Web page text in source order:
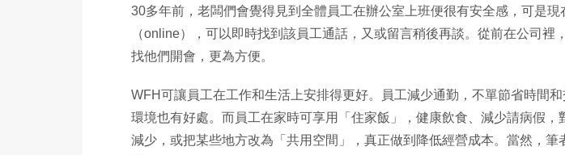
30多年前，老闆們會覺得見到全體員工在辦公室上班便很有安全感，可是
（online），可以即時找到該員工通話，又或留言稍後再談。從前在公司
找他們開會，更為方便。
WFH可讓員工在工作和生活上安排得更好。員工減少通勤，不單節省時間
環境也有好處。而員工在家時可享用「住家飯」，健康飲食、減少請病假
減少，或把某些地方改為「共用空間」，真正做到降低經營成本。當然，